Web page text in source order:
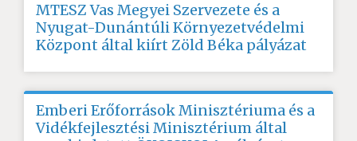
MTESZ Vas Megyei Szervezete és a
Nyugat-Dunántúli Környezetvédelmi
Központ által kiírt Zöld Béka pályázat
Emberi Erőforrások Minisztériuma és a
Vidékfejlesztési Minisztérium által